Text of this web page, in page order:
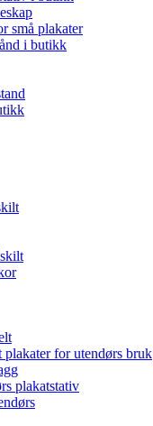
små plakater
i butikk
plakater for utendørs bruk
plakatstativ